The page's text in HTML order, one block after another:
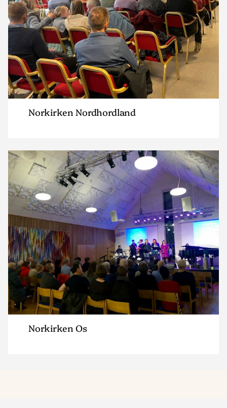
Norkirken Nordhordland
Norkirken Os
Read
article
"Norkirken
Os"